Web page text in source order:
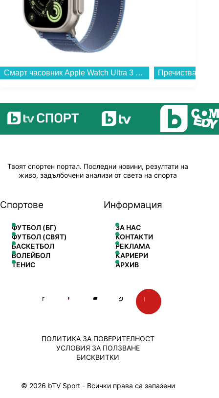
Смарт часовник Apple Watch Ultra 3 49mm Nat/Blue Trail Loop M/L mewu4 , 1.98...
Твоят спортен портал. Последни новини, резултати на
живо, задълбочени анализи от света на спорта
Спортове
ФУТБОЛ (БГ)
ФУТБОЛ (СВЯТ)
БАСКЕТБОЛ
ВОЛЕЙБОЛ
ТЕНИС
Информация
ЗА НАС
КОНТАКТИ
РЕКЛАМА
КАРИЕРИ
АРХИВ
© 2026 bTV Sport - Всички права са запазени
ПОЛИТИКА ЗА ПОВЕРИТЕЛНОСТ
УСЛОВИЯ ЗА ПОЛЗВАНЕ
БИСКВИТКИ